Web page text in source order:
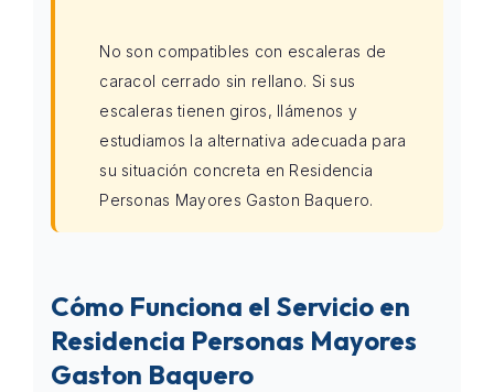
No son compatibles con escaleras de
caracol cerrado sin rellano. Si sus
escaleras tienen giros, llámenos y
estudiamos la alternativa adecuada para
su situación concreta en Residencia
Personas Mayores Gaston Baquero.
Cómo Funciona el Servicio en
Residencia Personas Mayores
Gaston Baquero